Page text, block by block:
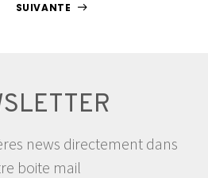
Pagination
SUIVANTE
news directement dans
boite mail